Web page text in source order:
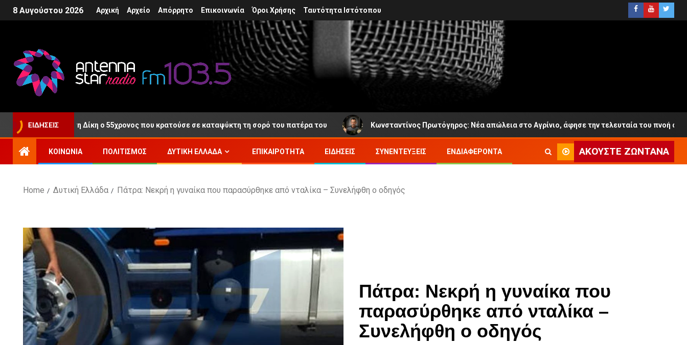
8 Αυγούστου 2026 Αρχική Αρχείο Απόρρητο Επικοινωνία Όροι Χρήσης Ταυτότητα Ιστότοπου
ΕΙΔΉΣΕΙΣ
μετά τη Δίκη ο 55χρονος που κρατούσε σε καταψύκτη τη σορό του πατέρα του Κωνσταντίνος Πρωτόγηρος: Νέα απώλεια στο Αγρίνιο, άφησε την τελευταία του πνοή σε ηλικία 65
ΚΟΙΝΩΝΊΑ ΠΟΛΙΤΙΣΜΌΣ ΔΥΤΙΚΉ ΕΛΛΆΔΑ ΕΠΙΚΑΙΡΌΤΗΤΑ ΕΙΔΉΣΕΙΣ ΣΥΝΕΝΤΕΎΞΕΙΣ ΕΝΔΙΑΦΈΡΟΝΤΑ ΑΚΟΎΣΤΕ ΖΩΝΤΑΝΆ
Home Δυτική Ελλάδα Πάτρα: Νεκρή η γυναίκα που παρασύρθηκε από νταλίκα – Συνελήφθη ο οδηγός
Πάτρα: Νεκρή η γυναίκα που
παρασύρθηκε από νταλίκα –
Συνελήφθη ο οδηγός